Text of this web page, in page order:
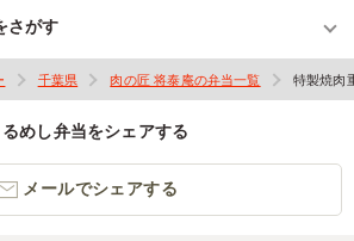
さがす
千葉県 肉の匠 将泰庵の弁当一覧 特製焼肉
るめし弁当をシェアする
メールでシェアする